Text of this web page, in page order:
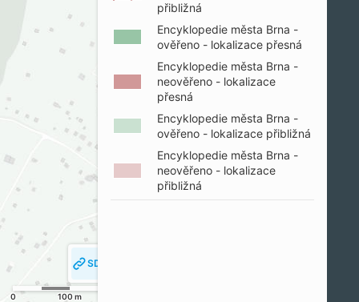
přibližná
Encyklopedie města Brna -
ověřeno - lokalizace přesná
Encyklopedie města Brna -
neověřeno - lokalizace
přesná
Encyklopedie města Brna -
ověřeno - lokalizace přibližná
Encyklopedie města Brna -
neověřeno - lokalizace
přibližná
SDÍLET MAPU
0 100 m